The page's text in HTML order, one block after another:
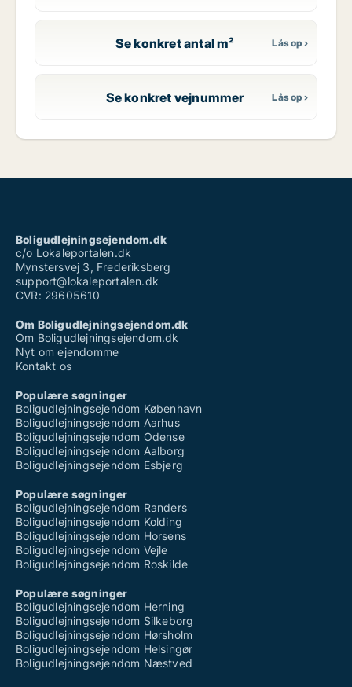
Se konkret antal m²
Se konkret vejnummer
Boligudlejningsejendom.dk
c/o Lokaleportalen.dk
Mynstersvej 3, Frederiksberg
support@lokaleportalen.dk
CVR: 29605610
Om Boligudlejningsejendom.dk
Om Boligudlejningsejendom.dk
Nyt om ejendomme
Kontakt os
Populære søgninger
Boligudlejningsejendom København
Boligudlejningsejendom Aarhus
Boligudlejningsejendom Odense
Boligudlejningsejendom Aalborg
Boligudlejningsejendom Esbjerg
Populære søgninger
Boligudlejningsejendom Randers
Boligudlejningsejendom Kolding
Boligudlejningsejendom Horsens
Boligudlejningsejendom Vejle
Boligudlejningsejendom Roskilde
Populære søgninger
Boligudlejningsejendom Herning
Boligudlejningsejendom Silkeborg
Boligudlejningsejendom Hørsholm
Boligudlejningsejendom Helsingør
Boligudlejningsejendom Næstved